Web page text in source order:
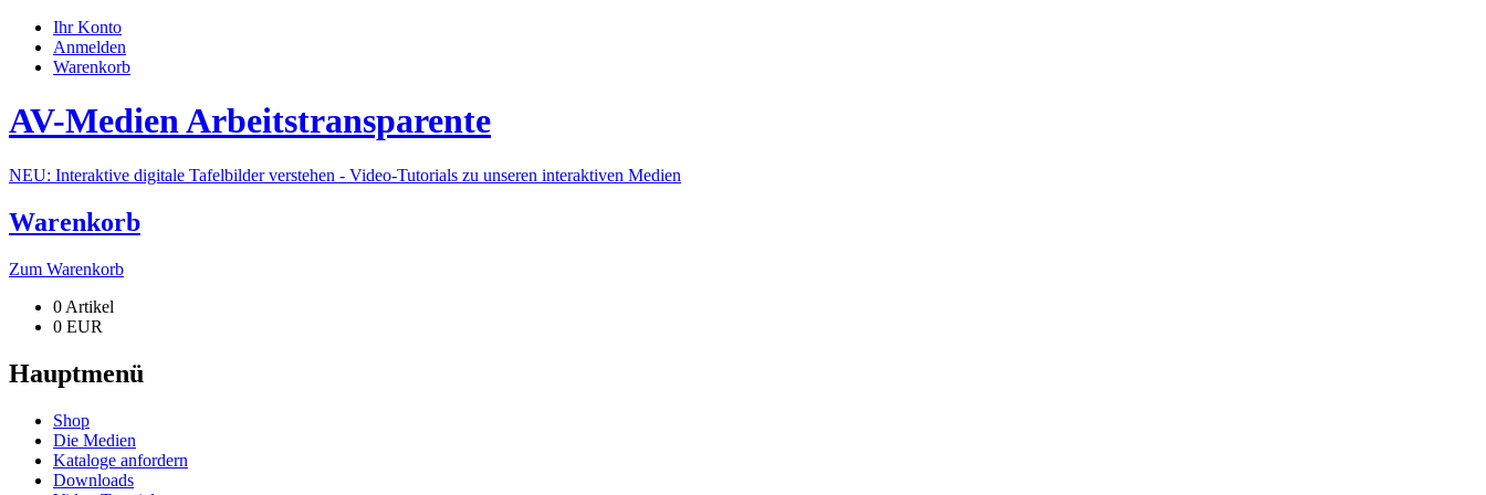
Ihr Konto
Anmelden
Warenkorb
AV-Medien Arbeitstransparente
NEU: Interaktive digitale Tafelbilder verstehen - Video-Tutorials zu unseren interaktiven Medien
Warenkorb
Zum Warenkorb
0 Artikel
0 EUR
Hauptmenü
Shop
Die Medien
Kataloge anfordern
Downloads